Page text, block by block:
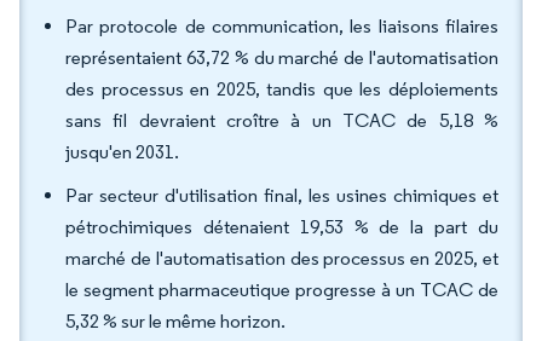
Par protocole de communication, les liaisons filaires
représentaient 63,72 % du marché de l'automatisation
des processus en 2025, tandis que les déploiements
sans fil devraient croître à un TCAC de 5,18 %
jusqu'en 2031.
Par secteur d'utilisation final, les usines chimiques et
pétrochimiques détenaient 19,53 % de la part du
marché de l'automatisation des processus en 2025, et
le segment pharmaceutique progresse à un TCAC de
5,32 % sur le même horizon.